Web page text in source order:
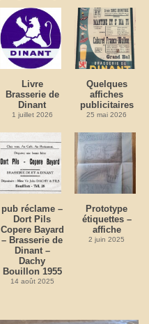
Livre
Brasserie de
Dinant
1 juillet 2026
Quelques
affiches
publicitaires
25 mai 2026
pub réclame –
Dort Pils
Copere Bayard
– Brasserie de
Dinant –
Dachy
Bouillon 1955
14 août 2025
Prototype
étiquettes –
affiche
2 juin 2025